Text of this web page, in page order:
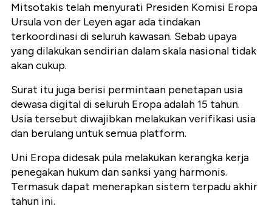
Mitsotakis telah menyurati Presiden Komisi Eropa
Ursula von der Leyen agar ada tindakan
terkoordinasi di seluruh kawasan. Sebab upaya
yang dilakukan sendirian dalam skala nasional tidak
akan cukup.
Surat itu juga berisi permintaan penetapan usia
dewasa digital di seluruh Eropa adalah 15 tahun.
Usia tersebut diwajibkan melakukan verifikasi usia
dan berulang untuk semua platform.
Uni Eropa didesak pula melakukan kerangka kerja
penegakan hukum dan sanksi yang harmonis.
Termasuk dapat menerapkan sistem terpadu akhir
tahun ini.